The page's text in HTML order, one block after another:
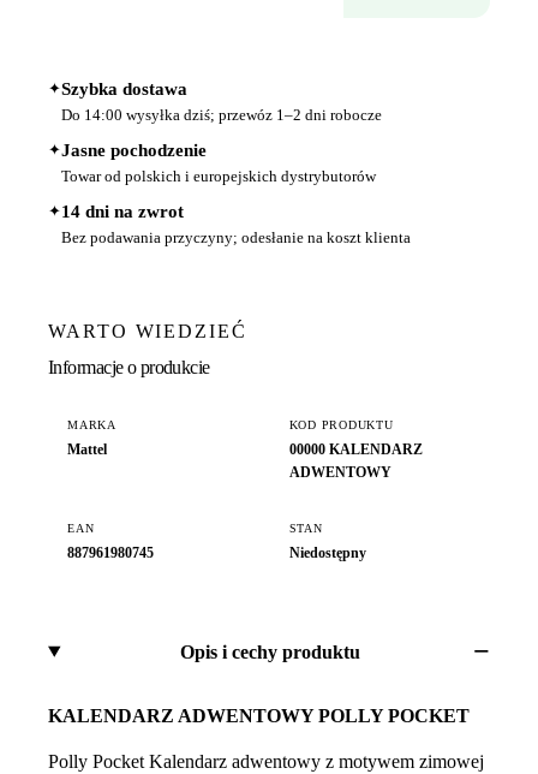
✦Szybka dostawa
Do 14:00 wysyłka dziś; przewóz 1–2 dni robocze
✦Jasne pochodzenie
Towar od polskich i europejskich dystrybutorów
✦14 dni na zwrot
Bez podawania przyczyny; odesłanie na koszt klienta
WARTO WIEDZIEĆ
Informacje o produkcie
MARKA
Mattel
KOD PRODUKTU
00000 KALENDARZ
ADWENTOWY
EAN
887961980745
STAN
Niedostępny
Opis i cechy produktu
KALENDARZ ADWENTOWY POLLY POCKET
Polly Pocket Kalendarz adwentowy z motywem zimowej